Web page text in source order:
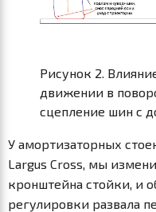
Рисунок 2.
движении в
сцепление шин с
У амортизаторных
Largus Cross, мы
кронштейна стойки, и
регулировки развала